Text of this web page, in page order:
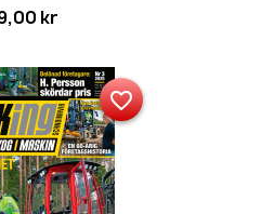
kr
favorite_border